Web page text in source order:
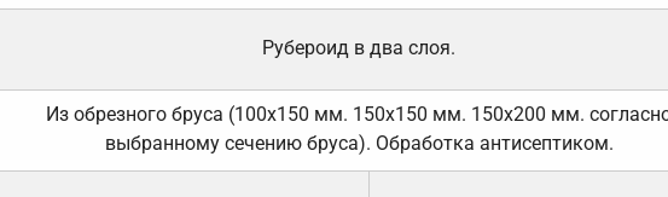
Рубероид в два слоя.
Из обрезного бруса (100х150 мм. 150х150 мм. 150х200 мм.
выбранному сечению бруса). Обработка антисептиком.